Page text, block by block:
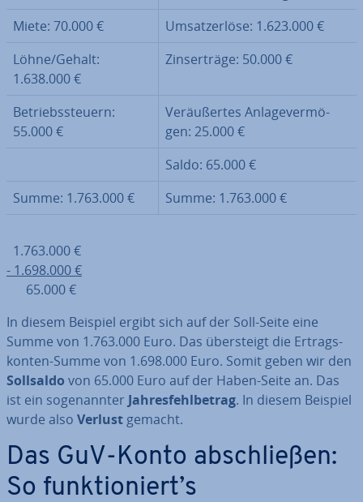
Miete: 70.000 €
Um­satz­er­lö­se: 1.623.000 €
Löhne/Gehalt:
1.638.000 €
Zins­er­trä­ge: 50.000 €
Be­triebs­steu­ern:
55.000 €
Ver­äu­ßer­tes An­la­ge­ver­mö­
gen: 25.000 €
Saldo: 65.000 €
Summe: 1.763.000 €
Summe: 1.763.000 €
1.763.000 €
- 1.698.000 €
65.000 €
In diesem Beispiel ergibt sich auf der Soll-Seite eine
Summe von 1.763.000 Euro. Das über­steigt die Er­trags­
kon­ten-Summe von 1.698.000 Euro. Somit geben wir den
Sollsaldo von 65.000 Euro auf der Haben-Seite an. Das
ist ein so­ge­nann­ter Jah­res­fehl­be­trag. In diesem Beispiel
wurde also Verlust gemacht.
Das GuV-Konto ab­schlie­ßen:
So funk­tio­niert’s